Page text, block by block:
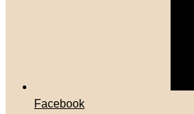
Facebook